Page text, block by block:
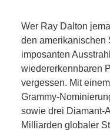
Wer Ray Dalton
den amerikanischen
imposanten
wiedererkennbaren
vergessen. Mit
Grammy-
sowie drei Diamant-
Milliarden globaler